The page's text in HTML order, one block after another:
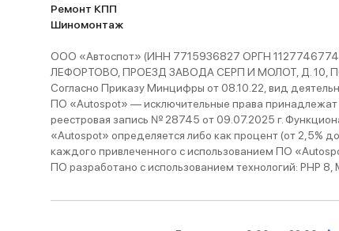
Ремонт КПП
Шиномонтаж
ООО «Автоспот» (ИНН 7715936827 ОРГН
ЛЕФОРТОВО, ПРОЕЗД ЗАВОДА СЕРП И МОЛОТ, Д. 10,
Согласно Приказу Минцифры от 08.10.22, вид
ПО «Autospot» — исключительные права
реестровая запись № 28745 от 09.07.2025 г.
«Autospot» определяется либо как процент (от 2,5%
каждого привлеченного с использованием ПО
ПО разработано с использованием технологий: PHP 8,